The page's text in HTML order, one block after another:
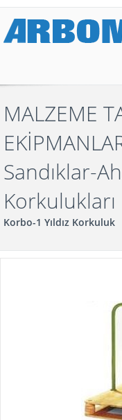
MALZEME
Sandıklar-
Korkulukları
Korbo-1 Yıldız Korkuluk